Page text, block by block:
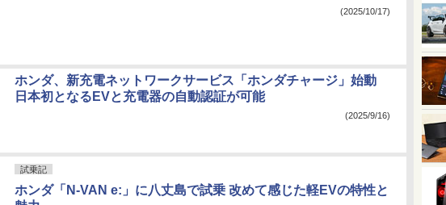
(2025/10/17)
ホンダ、新充電ネットワークサービス「ホンダチャージ」始動
日本初となるEVと充電器の自動認証が可能
(2025/9/16)
試乗記
ホンダ「N-VAN e:」に八丈島で試乗 改めて感じた軽EVの特性と